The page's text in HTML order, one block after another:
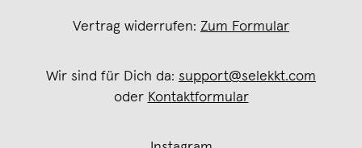
Vertrag widerrufen: Zum Formular
Wir sind für Dich da: support@selekkt.com
oder Kontaktformular